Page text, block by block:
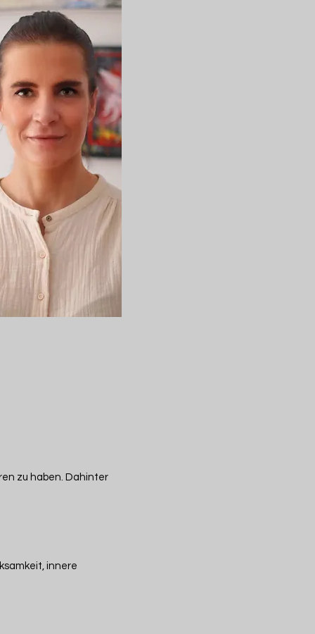
zu haben. Dahinter
innere